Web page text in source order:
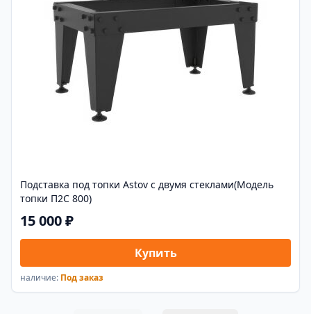
Подставка под топки Astov с двумя стеклами(Модель
топки П2С 800)
15 000 ₽
Купить
наличие: Под заказ